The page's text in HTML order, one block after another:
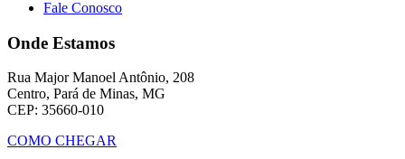
Fale Conosco
Onde Estamos
Rua Major Manoel Antônio, 208
Centro, Pará de Minas, MG
CEP: 35660-010
COMO CHEGAR